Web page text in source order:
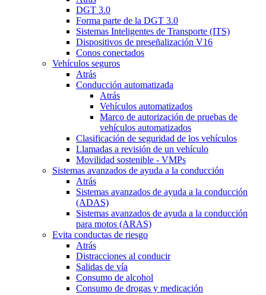
DGT 3.0
Forma parte de la DGT 3.0
Sistemas Inteligentes de Transporte (ITS)
Dispositivos de preseñalización V16
Conos conectados
Vehículos seguros
Atrás
Conducción automatizada
Atrás
Vehículos automatizados
Marco de autorización de pruebas de
vehículos automatizados
Clasificación de seguridad de los vehículos
Llamadas a revisión de un vehículo
Movilidad sostenible - VMPs
Sistemas avanzados de ayuda a la conducción
Atrás
Sistemas avanzados de ayuda a la conducción
(ADAS)
Sistemas avanzados de ayuda a la conducción
para motos (ARAS)
Evita conductas de riesgo
Atrás
Distracciones al conducir
Salidas de vía
Consumo de alcohol
Consumo de drogas y medicación